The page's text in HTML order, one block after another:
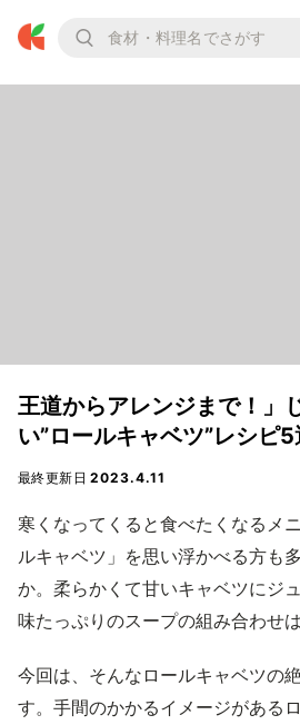
王道からアレンジまで！」
い”ロールキャベツ”レシピ5
最終更新日2023.4.11
寒くなってくると食べたくなるメ
ルキャベツ」を思い浮かべる方も
か。柔らかくて甘いキャベツにジ
味たっぷりのスープの組み合わせ
今回は、そんなロールキャベツの
す。手間のかかるイメージがある